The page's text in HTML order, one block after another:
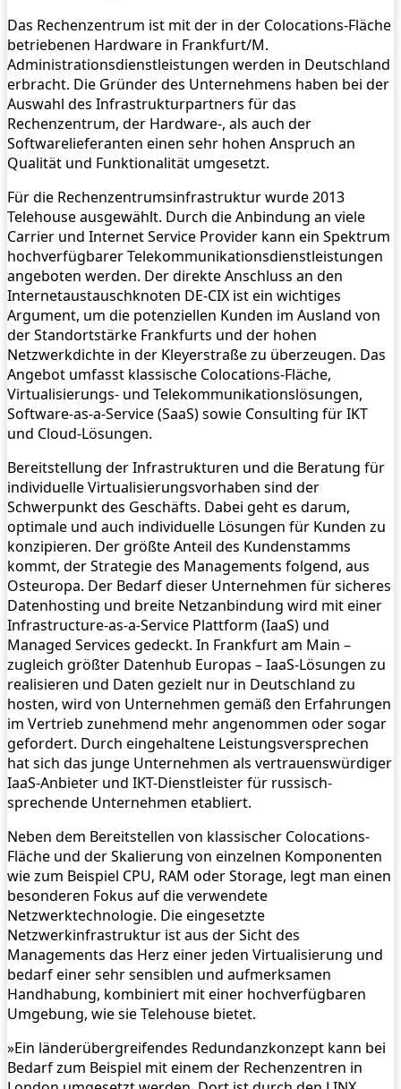
Das Rechenzentrum ist mit der in der Colocations-Fläche
betriebenen Hardware in Frankfurt/M.
Administrationsdienstleistungen werden in Deutschland
erbracht. Die Gründer des Unternehmens haben bei der
Auswahl des Infrastrukturpartners für das
Rechenzentrum, der Hardware-, als auch der
Softwarelieferanten einen sehr hohen Anspruch an
Qualität und Funktionalität umgesetzt.
Für die Rechenzentrumsinfrastruktur wurde 2013
Telehouse ausgewählt. Durch die Anbindung an viele
Carrier und Internet Service Provider kann ein Spektrum
hochverfügbarer Telekommunikationsdienstleistungen
angeboten werden. Der direkte Anschluss an den
Internetaustauschknoten DE-CIX ist ein wichtiges
Argument, um die potenziellen Kunden im Ausland von
der Standortstärke Frankfurts und der hohen
Netzwerkdichte in der Kleyerstraße zu überzeugen. Das
Angebot umfasst klassische Colocations-Fläche,
Virtualisierungs- und Telekommunikationslösungen,
Software-as-a-Service (SaaS) sowie Consulting für IKT
und Cloud-Lösungen.
Bereitstellung der Infrastrukturen und die Beratung für
individuelle Virtualisierungsvorhaben sind der
Schwerpunkt des Geschäfts. Dabei geht es darum,
optimale und auch individuelle Lösungen für Kunden zu
konzipieren. Der größte Anteil des Kundenstamms
kommt, der Strategie des Managements folgend, aus
Osteuropa. Der Bedarf dieser Unternehmen für sicheres
Datenhosting und breite Netzanbindung wird mit einer
Infrastructure-as-a-Service Plattform (IaaS) und
Managed Services gedeckt. In Frankfurt am Main –
zugleich größter Datenhub Europas – IaaS-Lösungen zu
realisieren und Daten gezielt nur in Deutschland zu
hosten, wird von Unternehmen gemäß den Erfahrungen
im Vertrieb zunehmend mehr angenommen oder sogar
gefordert. Durch eingehaltene Leistungsversprechen
hat sich das junge Unternehmen als vertrauenswürdiger
IaaS-Anbieter und IKT-Dienstleister für russisch-
sprechende Unternehmen etabliert.
Neben dem Bereitstellen von klassischer Colocations-
Fläche und der Skalierung von einzelnen Komponenten
wie zum Beispiel CPU, RAM oder Storage, legt man einen
besonderen Fokus auf die verwendete
Netzwerktechnologie. Die eingesetzte
Netzwerkinfrastruktur ist aus der Sicht des
Managements das Herz einer jeden Virtualisierung und
bedarf einer sehr sensiblen und aufmerksamen
Handhabung, kombiniert mit einer hochverfügbaren
Umgebung, wie sie Telehouse bietet.
»Ein länderübergreifendes Redundanzkonzept kann bei
Bedarf zum Beispiel mit einem der Rechenzentren in